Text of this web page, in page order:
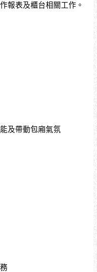
報表及櫃台相關工作。
及帶動包廂氣氛